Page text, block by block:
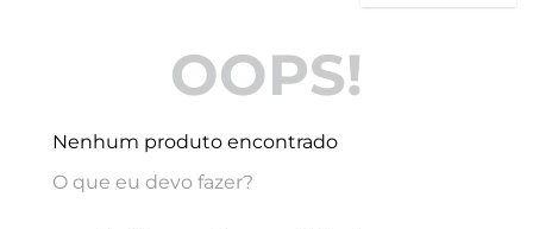
OOPS!
Nenhum produto encontrado
O que eu devo fazer?